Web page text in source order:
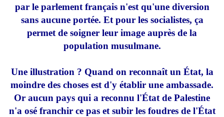
par le parlement français n'est qu'une diversion
sans aucune portée. Et pour les socialistes, ça
permet de soigner leur image auprès de la
population musulmane.
Une illustration ? Quand on reconnaît un État, la
moindre des choses est d'y établir une ambassade.
Or aucun pays qui a reconnu l'État de Palestine
n'a osé franchir ce pas et subir les foudres de l'État